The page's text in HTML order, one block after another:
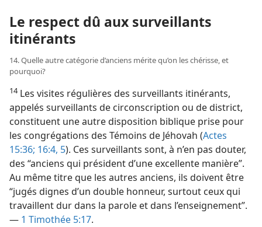
Le respect dû aux surveillants
itinérants
14. Quelle autre catégorie d’anciens mérite qu’on les chérisse, et
pourquoi?
14Les visites régulières des surveillants itinérants,
appelés surveillants de circonscription ou de district,
constituent une autre disposition biblique prise pour
les congrégations des Témoins de Jéhovah (Actes
15:36; 16:4, 5). Ces surveillants sont, à n’en pas douter,
des “anciens qui président d’une excellente manière”.
Au même titre que les autres anciens, ils doivent être
“jugés dignes d’un double honneur, surtout ceux qui
travaillent dur dans la parole et dans l’enseignement”.
— 1 Timothée 5:17.